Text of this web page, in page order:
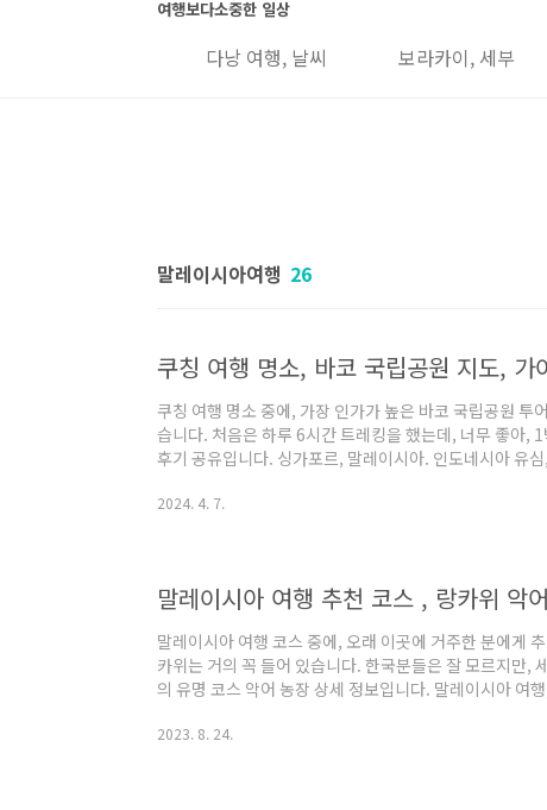
여행보다소중한 일상
다낭 여행, 날씨 보라카이, 세부
말레이시아여행 26
쿠칭 여행 명소 중에, 가장 인가가 높은 바코 국립공원 투
습니다. 처음은 하루 6시간 트레킹을 했는데, 너무 좋아,
후기 공유입니다. 싱가포르, 말레이시아. 인도네시아 유
으로 보면, 약 2억 3천만 년 전에 형성된 곳으로 보고 있으
2024. 4. 7.
말레이시아 여행 코스 중에, 오래 이곳에 거주한 분에게
카위는 거의 꼭 들어 있습니다. 한국분들은 잘 모르지만,
의 유명 코스 악어 농장 상세 정보입니다. 말레이시아 여
루, 페낭입니다. 한국분들이 가장 많이 방문하는 곳은 직
2023. 8. 24.